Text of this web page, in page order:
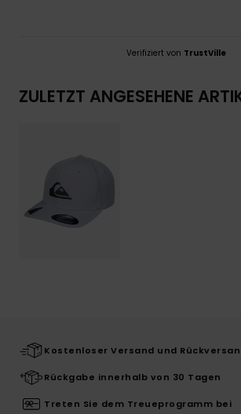
Verifiziert von TrustVille
ZULETZT ANGESEHENE
Kostenloser Versand und
Rückgabe innerhalb von 30 Tagen
Treten Sie dem Treueprogramm bei